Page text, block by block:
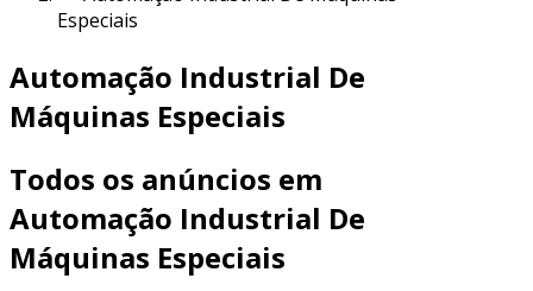
Especiais
Automação Industrial De
Máquinas Especiais
Todos os anúncios em
Automação Industrial De
Máquinas Especiais